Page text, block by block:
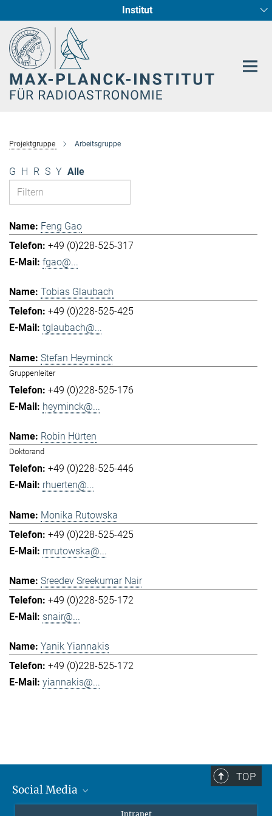
Institut
Radioastronomische Fundamentalphysik
Sternentstehung und Galaxienentwicklung
Projektgruppe Arbeitsgruppe
G H R S Y Alle
Feng Gao
+49 (0)228-525-317
fgao@...
Tobias Glaubach
+49 (0)228-525-425
tglaubach@...
Stefan Heyminck
Gruppenleiter
+49 (0)228-525-176
heyminck@...
Robin Hürten
Doktorand
+49 (0)228-525-446
rhuerten@...
Monika Rutowska
+49 (0)228-525-425
mrutowska@...
Sreedev Sreekumar Nair
+49 (0)228-525-172
snair@...
Yanik Yiannakis
+49 (0)228-525-172
yiannakis@...
TOP
Social Media
Intranet